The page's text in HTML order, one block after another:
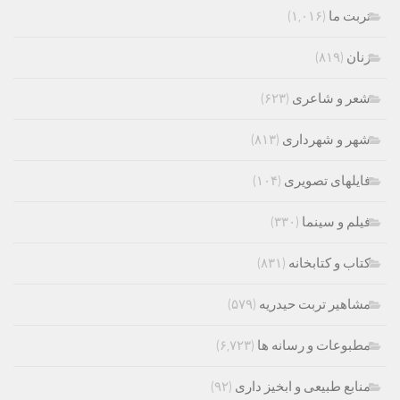
تربت ما (۱,۰۱۶)
زنان (۸۱۹)
شعر و شاعری (۶۲۳)
شهر و شهرداری (۸۱۳)
فایلهای تصویری (۱۰۴)
فیلم و سینما (۳۳۰)
کتاب و کتابخانه (۸۳۱)
مشاهیر تربت حیدریه (۵۷۹)
مطبوعات و رسانه ها (۶,۷۲۳)
منابع طبیعی و ابخیز داری (۹۲)